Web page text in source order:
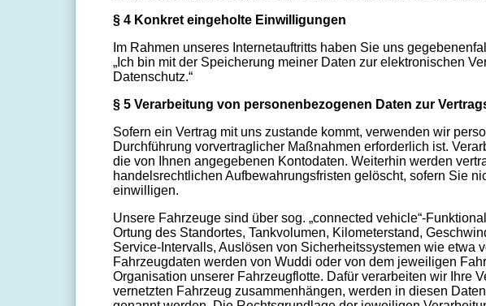
§ 4 Konkret eingeholte Einwilligungen
Im Rahmen unseres Internetauftritts haben Sie uns
„Ich bin mit der Speicherung meiner Daten zur elektronischen
Datenschutz.“
§ 5 Verarbeitung von personenbezogenen Daten zur
Sofern ein Vertrag mit uns zustande kommt, verwenden wir
Durchführung vorvertraglicher Maßnahmen erforderlich ist.
die von Ihnen angegebenen Kontodaten. Weiterhin werden
handelsrechtlichen Aufbewahrungsfristen gelöscht, sofern Sie
einwilligen.
Unsere Fahrzeuge sind über sog. „connected vehicle“-
Ortung des Standortes, Tankvolumen, Kilometerstand,
Service-Intervalls, Auslösen von Sicherheitssystemen wie
Fahrzeugdaten werden von Wuddi oder von dem jeweiligen
Organisation unserer Fahrzeugflotte. Dafür verarbeiten wir Ihre
vernetzten Fahrzeug zusammenhängen, werden in diesen